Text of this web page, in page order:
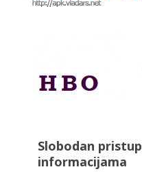
Slobodan pristup
informacijama